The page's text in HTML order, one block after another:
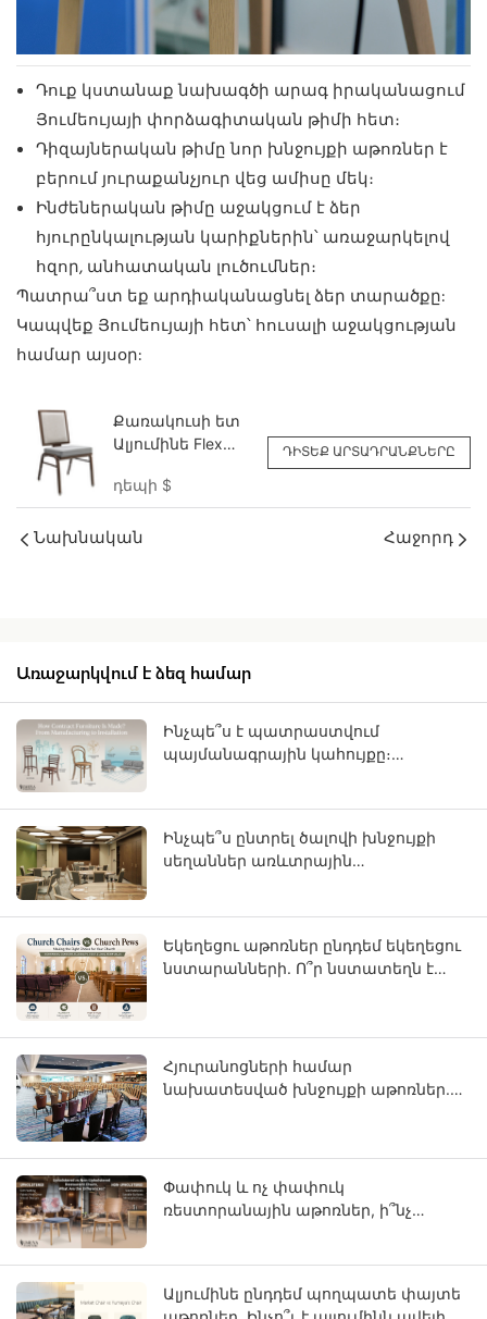
Դուք կստանաք նախագծի արագ իրականացում
Յումեույայի փորձագիտական ​​​​թիմի հետ։
Դիզայներական թիմը նոր խնջույքի աթոռներ է
բերում յուրաքանչյուր վեց ամիսը մեկ։
Ինժեներական թիմը աջակցում է ձեր
հյուրընկալության կարիքներին՝ առաջարկելով
հզոր, անհատական ​​լուծումներ։
Պատրա՞ստ եք արդիականացնել ձեր տարածքը:
Կապվեք Յումեույայի հետ՝ հուսալի աջակցության
համար այսօր:
Քառակուսի ետ
Ալյումինե Flex
աթոռ Պատվերով
YY6138 Yumeya
դեպի $
ԴԻՏԵՔ ԱՐՏԱԴՐԱՆՔՆԵՐԸ
Նախնական Հաջորդ
Առաջարկվում է ձեզ համար
Ինչպե՞ս է պատրաստվում
պայմանագրային կահույքը։
Ինչպե՞ս ընտրել ծալովի խնջույքի
սեղաններ առևտրային
Եկեղեցու աթոռներ ընդդեմ եկեղեցու
նստարանների. Ո՞ր նստատեղն է
Հյուրանոցների համար
նախատեսված խնջույքի աթոռներ.
համար
Փափուկ և ոչ փափուկ
ռեստորանային աթոռներ, ի՞նչ
Ալյումինե ընդդեմ պողպատե փայտե